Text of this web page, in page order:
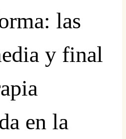
las
y final
en la